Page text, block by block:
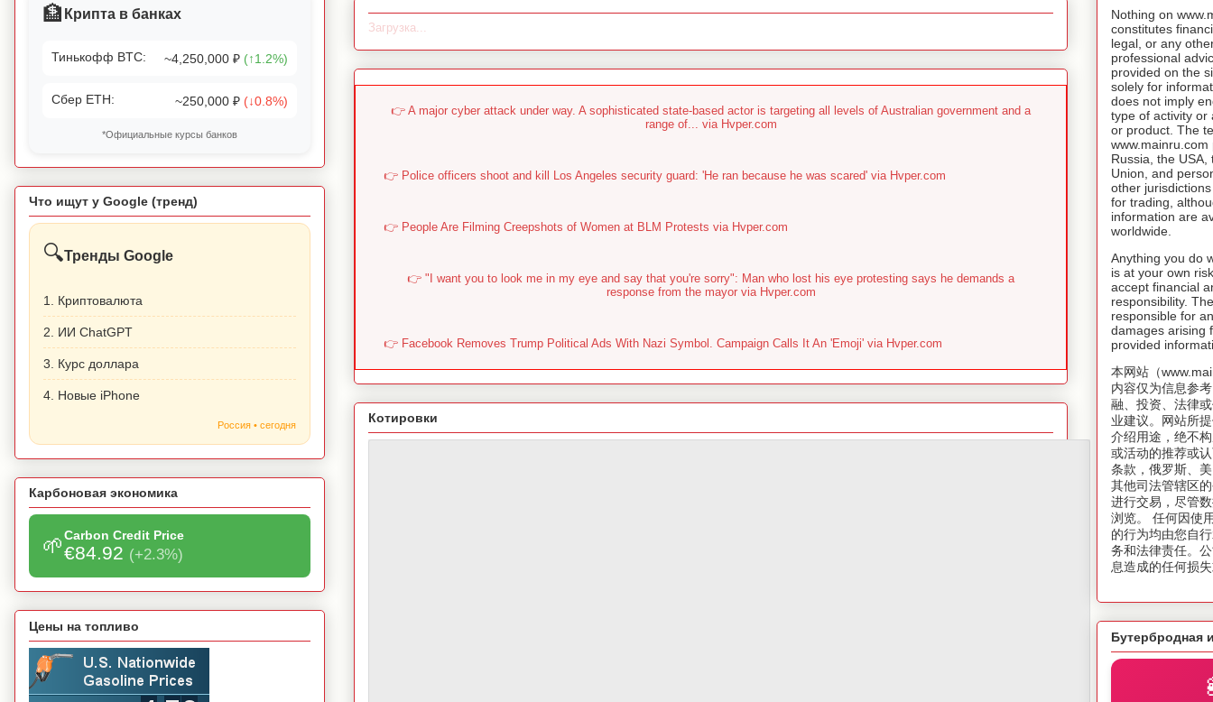
Загрузка...
👉 A major cyber attack under way. A sophisticated state-based actor is targeting all levels of Australian government and a
range of... via Hvper.com
👉 Police officers shoot and kill Los Angeles security guard: 'He ran because he was scared' via Hvper.com
👉 People Are Filming Creepshots of Women at BLM Protests via Hvper.com
👉 "I want you to look me in my eye and say that you're sorry": Man who lost his eye protesting says he demands a
response from the mayor via Hvper.com
👉 Facebook Removes Trump Political Ads With Nazi Symbol. Campaign Calls It An 'Emoji' via Hvper.com
Котировки
🏦 Крипта в банках
Тинькофф BTC: ~4,250,000 ₽ (↑1.2%)
Сбер ETH: ~250,000 ₽ (↓0.8%)
*Официальные курсы банков
Что ищут у Google (тренд)
🔍Тренды Google
1. Криптовалюта
2. ИИ ChatGPT
3. Курс доллара
4. Новые iPhone
Россия • сегодня
Карбоновая экономика
🌱Carbon Credit Price
€84.92 (+2.3%)
Цены на топливо
Nothing on
constitutes
legal, or any
professional
provided on the
solely for
does not imply
type of activity or
or product. The
Russia, the USA,
Union, and
other
for trading,
information are
worldwide.
Anything you do
is at your own
accept financial
responsibility.
responsible for
damages arising
provided
本网站（
内容仅为信息参
融、投资、法律
业建议。网站所
介绍用途，绝不
或活动的推荐或
条款，俄罗斯、
其他司法管辖区
进行交易，尽管
浏览。 任何因使
的行为均由您自
务和法律责任。
息造成的任何损
Бутербродная